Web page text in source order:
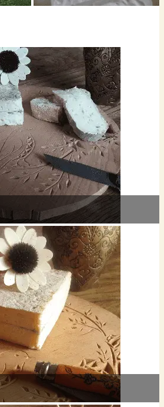
d'Or
d'Argent
Haut Alpin:
d'Or
d'Or
médaille de Bronze
d'Argent